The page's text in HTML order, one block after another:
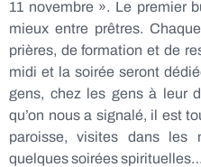
11 novembre ». Le premier
mieux entre prêtres.
prières, de formation et de
midi et la soirée seront
gens, chez les gens à leur
qu’on nous a signalé, il est
paroisse, visites dans les
quelques soirées